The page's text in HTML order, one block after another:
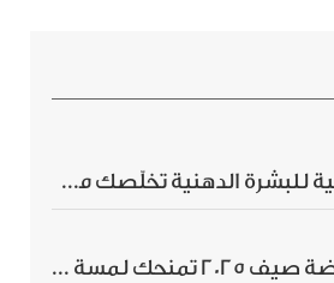
5 ماسكات طبيعية للبشرة الدهنية تخلّصك من الحبوب بسرعة
قبعات رجالية موضة صيف 2025 تمنحك لمسة أناقة استثنائية